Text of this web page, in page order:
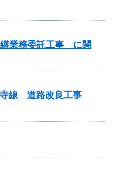
業務委託工事 に関
寺線 道路改良工事